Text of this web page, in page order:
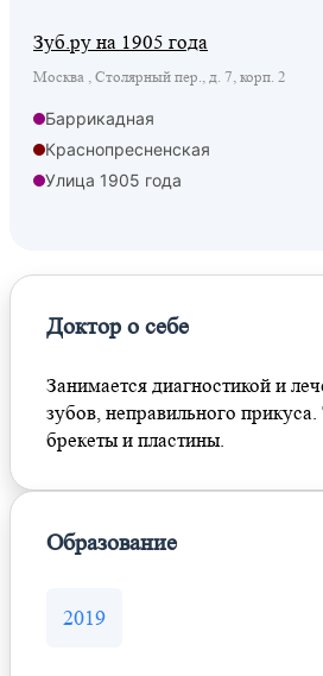
Зуб.ру на 1905 года
Москва , Столярный пер., д. 7, корп. 2
Баррикадная
Краснопресненская
Улица 1905 года
Доктор о себе
Занимается диагностикой и
зубов, неправильного
брекеты и пластины.
Образование
2019